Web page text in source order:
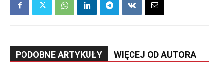
PODOBNE ARTYKUŁY WIĘCEJ OD AUTORA